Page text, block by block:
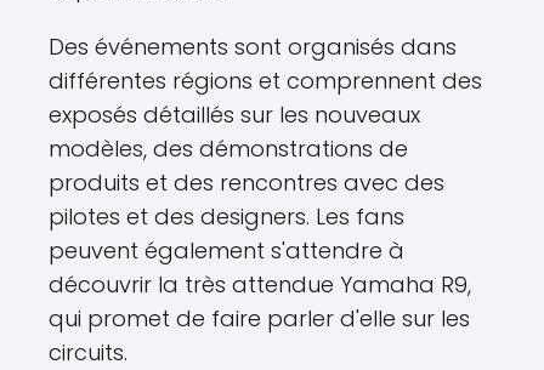
Des événements sont organisés dans
différentes régions et comprennent des
exposés détaillés sur les nouveaux
modèles, des démonstrations de
produits et des rencontres avec des
pilotes et des designers. Les fans
peuvent également s'attendre à
découvrir la très attendue Yamaha R9,
qui promet de faire parler d'elle sur les
circuits.